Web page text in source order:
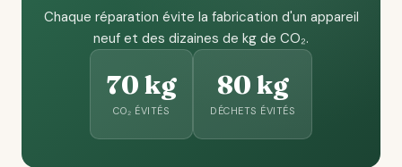
Chaque réparation évite la fabrication d'un appareil
neuf et des dizaines de kg de CO₂.
70 kg
CO₂ ÉVITÉS
80 kg
DÉCHETS ÉVITÉS